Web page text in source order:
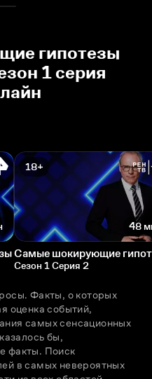
гипотезы
1 серия
18+
48
Самые шокирующие
Сезон 1 Серия 2
Факты, о которых
оценка событий,
самых сенсационных
бы,
факты. Поиск
в самых невероятных